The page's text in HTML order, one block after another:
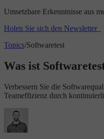
Umsetzbare Erkenntnisse aus
Holen Sie sich den Newsletter
Topics/Softwaretest
Was ist
Verbessern Sie die
Teameffizienz durch